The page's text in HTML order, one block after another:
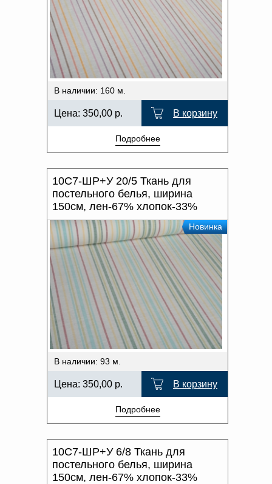
В наличии: 160 м.
Цена: 350,00 р. В корзину
Подробнее
10С7-ШР+У 20/5 Ткань для
постельного белья, ширина
150см, лен-67% хлопок-33%
Новинка
В наличии: 93 м.
Цена: 350,00 р. В корзину
Подробнее
10С7-ШР+У 6/8 Ткань для
постельного белья, ширина
150см, лен-67% хлопок-33%